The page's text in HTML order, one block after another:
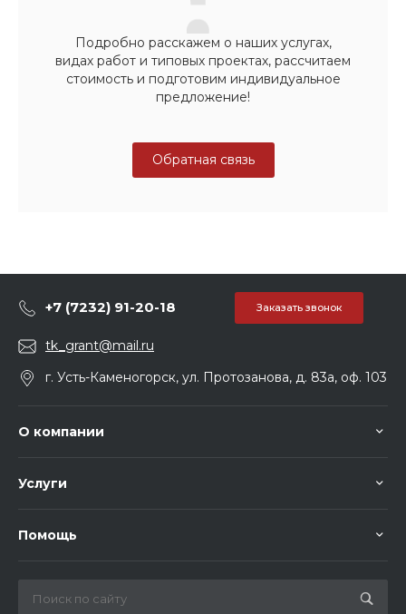
Подробно расскажем о наших услугах,
видах работ и типовых проектах, рассчитаем
стоимость и подготовим индивидуальное
предложение!
Обратная связь
+7 (7232) 91-20-18 Заказать звонок
tk_grant@mail.ru
г. Усть-Каменогорск, ул. Протозанова, д. 83а, оф. 103
О компании
Услуги
Помощь